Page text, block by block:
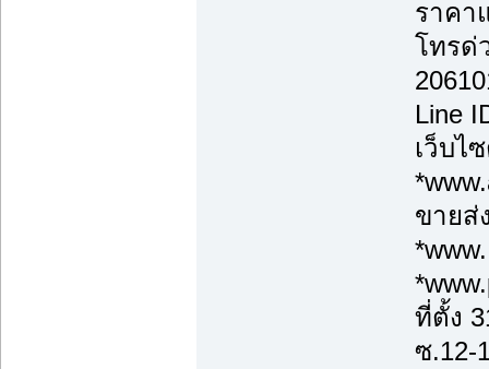
ราคา
โทรด่
Line
เว็บไ
ขายส่
ที่ตั้ง
ซ.12-